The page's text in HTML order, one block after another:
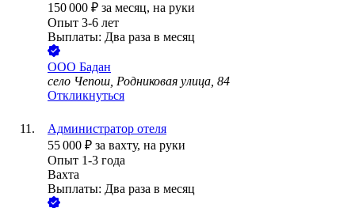
150 000 ₽ за месяц, на руки
Опыт 3-6 лет
Выплаты: Два раза в месяц
ООО Бадан
село Чепош, Родниковая улица, 84
Откликнуться
Администратор отеля
55 000 ₽ за вахту, на руки
Опыт 1-3 года
Вахта
Выплаты: Два раза в месяц